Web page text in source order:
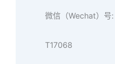
微信（Wechat）号:
T17068